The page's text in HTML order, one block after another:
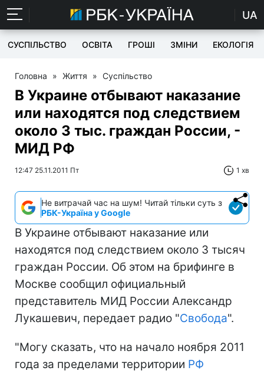
UA
СУСПІЛЬСТВО ОСВІТА ГРОШІ ЗМІНИ ЕКОЛОГІЯ
Головна » Життя » Суспільство
В Украине отбывают наказание
или находятся под следствием
около 3 тыс. граждан России, -
МИД РФ
12:47 25.11.2011 Пт 1 хв
Не витрачай час на шум! Читай тільки суть з
РБК-Україна у Google
В Украине отбывают наказание или
находятся под следствием около 3 тысяч
граждан России. Об этом на брифинге в
Москве сообщил официальный
представитель МИД России Александр
Лукашевич, передает радио "Свобода".
"Могу сказать, что на начало ноября 2011
года за пределами территории РФ